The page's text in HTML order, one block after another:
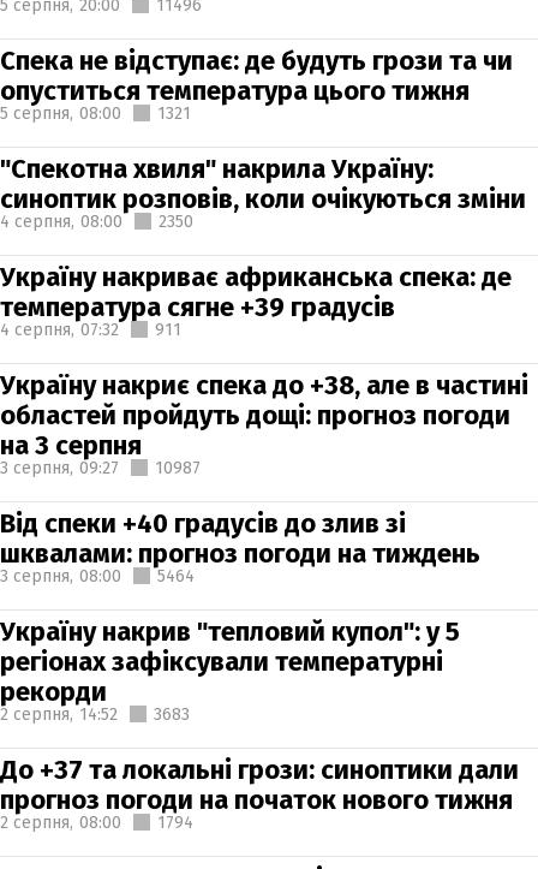
5 серпня, 20:00 11496
Спека не відступає: де будуть грози та чи
опуститься температура цього тижня
5 серпня, 08:00 1321
"Спекотна хвиля" накрила Україну:
синоптик розповів, коли очікуються зміни
4 серпня, 08:00 2350
Україну накриває африканська спека: де
температура сягне +39 градусів
4 серпня, 07:32 911
Україну накриє спека до +38, але в частині
областей пройдуть дощі: прогноз погоди
на 3 серпня
3 серпня, 09:27 10987
Від спеки +40 градусів до злив зі
шквалами: прогноз погоди на тиждень
3 серпня, 08:00 5464
Україну накрив "тепловий купол": у 5
регіонах зафіксували температурні
рекорди
2 серпня, 14:52 3683
До +37 та локальні грози: синоптики дали
прогноз погоди на початок нового тижня
2 серпня, 08:00 1794